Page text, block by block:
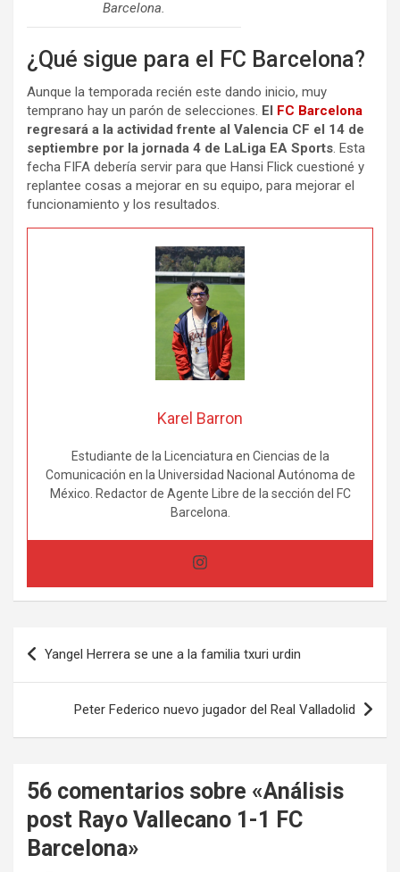
Barcelona.
¿Qué sigue para el FC Barcelona?
Aunque la temporada recién este dando inicio, muy
temprano hay un parón de selecciones. El
FC Barcelona
regresará a la actividad frente al Valencia CF el 14 de
septiembre por la jornada 4 de LaLiga EA Sports. Esta
fecha FIFA debería servir para que Hansi Flick cuestioné y
replantee cosas a mejorar en su equipo, para mejorar el
funcionamiento y los resultados.
Karel Barron
Estudiante de la Licenciatura en Ciencias de la
Comunicación en la Universidad Nacional Autónoma de
México. Redactor de Agente Libre de la sección del FC
Barcelona.
Navegación
de
entradas
Yangel Herrera se une a la familia txuri urdin
Peter Federico nuevo jugador del Real Valladolid
56 comentarios sobre «Análisis
post Rayo Vallecano 1-1 FC
Barcelona»